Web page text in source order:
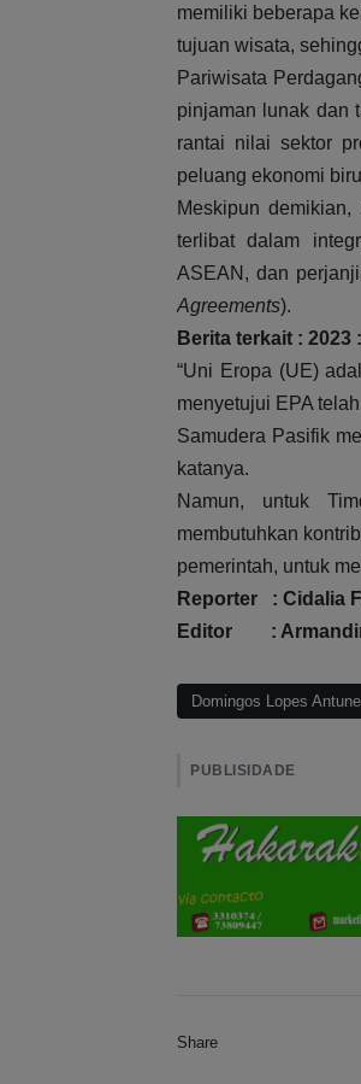
memiliki beberapa
tujuan wisata,
Pariwisata
pinjaman lunak dan
rantai nilai sektor
peluang ekonomi
Meskipun
terlibat dalam
ASEAN, dan
Agreements).
Berita terkait : 2023
“Uni Eropa (UE)
menyetujui EPA
Samudera Pasifik
katanya.
Namun, untuk
membutuhkan
pemerintah, untuk
Reporter : Cidalia
Editor :
Domingos Lopes
PUBLISIDADE
Share